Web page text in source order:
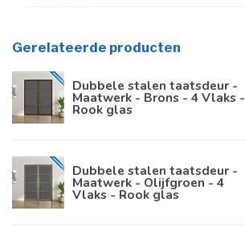
Gerelateerde producten
Dubbele stalen taatsdeur -
Maatwerk - Brons - 4 Vlaks -
Rook glas
Dubbele stalen taatsdeur -
Maatwerk - Olijfgroen - 4
Vlaks - Rook glas